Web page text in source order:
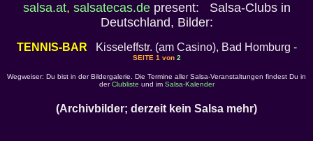
salsa.at, salsatecas.depresent: Salsa-Clubs in
Deutschland, Bilder:
TENNIS-BAR Kisseleffstr. (am Casino), Bad Homburg -
SEITE 1 von 2
Wegweiser: Du bist in der Bildergalerie. Die Termine aller Salsa-Veranstaltungen findest Du in
derClubliste und im Salsa-Kalender
(Archivbilder; derzeit kein Salsa mehr)